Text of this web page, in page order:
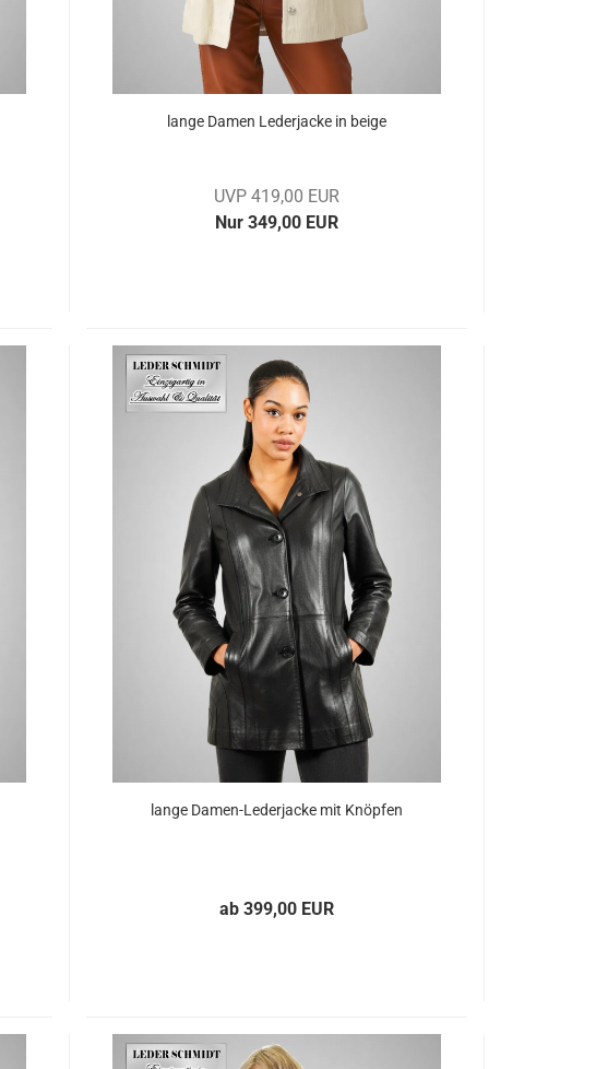
lange Damen Le­der­ja­cke in beige
UVP 419,00 EUR
Nur 349,00 EUR
lange Damen-​​Le­der­ja­cke mit Knöp­fen
ab 399,00 EUR